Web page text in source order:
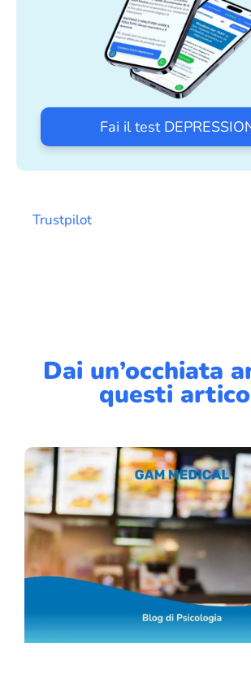
Fai il test
Trustpilot
Dai un’occhiata
questi